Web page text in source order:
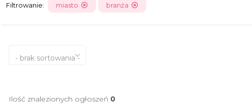
Filtrowanie: miasto branża
- brak sortowania -
Ilość znalezionych ogłoszeń 0